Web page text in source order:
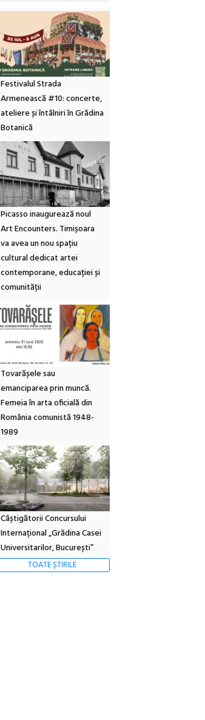
Festivalul Strada
Armenească #10: concerte,
ateliere și întâlniri în Grădina
Botanică
Picasso inaugurează noul
Art Encounters. Timișoara
va avea un nou spațiu
cultural dedicat artei
contemporane, educației și
comunității
Tovarășele sau
emanciparea prin muncă.
Femeia în arta oficială din
România comunistă 1948-
1989
Câștigătorii Concursului
Internațional „Grădina Casei
Universitarilor, București”
TOATE ȘTIRILE